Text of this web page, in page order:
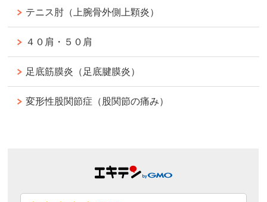
テニス肘（上腕骨外側上顆炎）
４０肩・５０肩
足底筋膜炎（足底腱膜炎）
変形性股関節症（股関節の痛み）